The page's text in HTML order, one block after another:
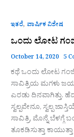
ಇತರೆ, ವಾರ್ಷಿಕ ವಿಶೇಷ
ಒಂದು ಲೋಟ
October 14, 2020 5
ಕಥೆ ಒಂದು ಲೋಟ ಗಂಜಿ
ಸಾವಿತ್ರಿಯ ಮಗಳು
ಎರಡು ದಿನವಾಗಿತ್ತು.
ಸ್ವಲ್ಪವೇನೂ, ಸ್ವಲ್ಪ
ಸಾವಿತ್ರಿ, ಮೊನ್ನೆ ಬೆಳಗ್ಗೆ
ತೂಕಡಿಸುತ್ತಾ